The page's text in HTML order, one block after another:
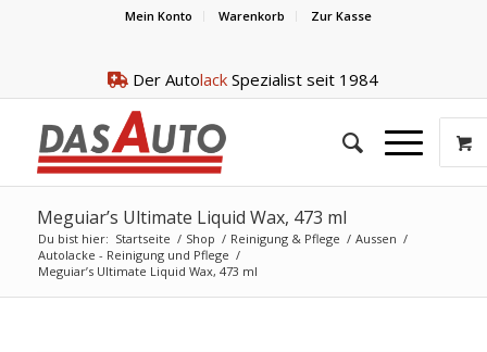
Mein Konto Warenkorb Zur Kasse
Der Autolack Spezialist seit 1984
Meguiar’s Ultimate Liquid Wax, 473 ml
Du bist hier: Startseite / Shop / Reinigung & Pflege / Aussen /
Autolacke - Reinigung und Pflege /
Meguiar’s Ultimate Liquid Wax, 473 ml